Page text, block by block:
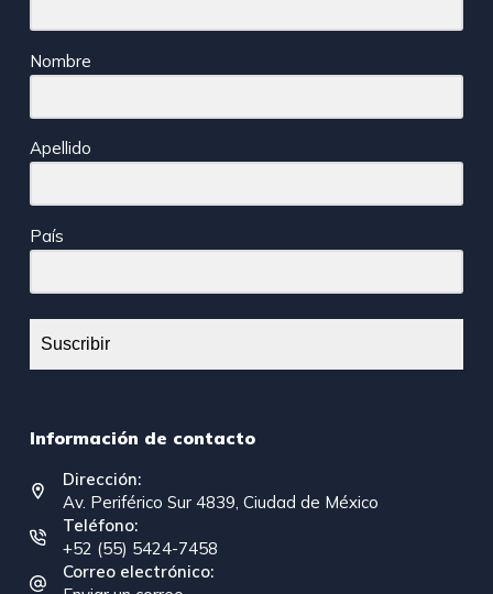
Nombre
Apellido
País
Suscribir
Información de contacto
Dirección:
Av. Periférico Sur 4839, Ciudad de México
Teléfono:
+52 (55) 5424-7458
Correo electrónico: